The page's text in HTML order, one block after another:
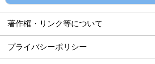
著作権・リンク等について
プライバシーポリシー